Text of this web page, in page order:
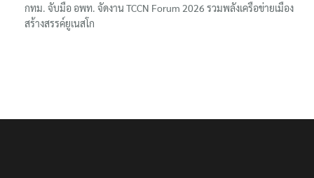
กทม. จับมือ อพท. จัดงาน TCCN Forum 2026 รวมพลังเครือข่ายเมือง
สร้างสรรค์ยูเนสโก